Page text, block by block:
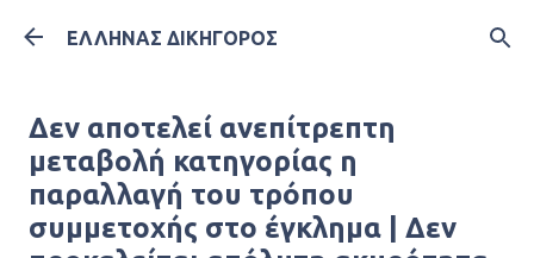
Μετάβαση στο κύριο περιεχόμενο
ΕΛΛΗΝΑΣ ΔΙΚΗΓΟΡΟΣ
Δεν αποτελεί ανεπίτρεπτη
μεταβολή κατηγορίας η
παραλλαγή του τρόπου
συμμετοχής στο έγκλημα | Δεν